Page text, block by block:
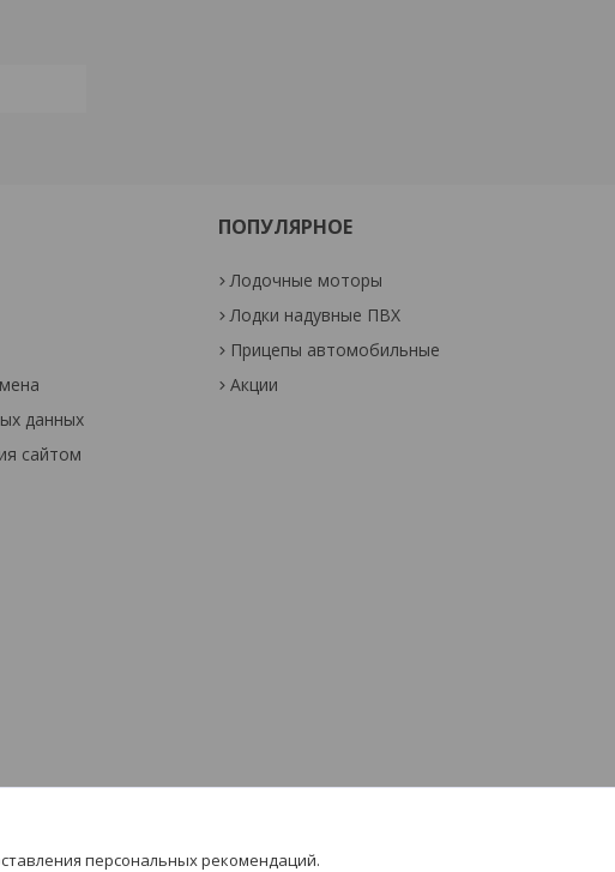
данных
сайтом
ПОПУЛЯРНОЕ
Лодочные моторы
Лодки надувные ПВХ
Прицепы автомобильные
Акции
персональных рекомендаций.